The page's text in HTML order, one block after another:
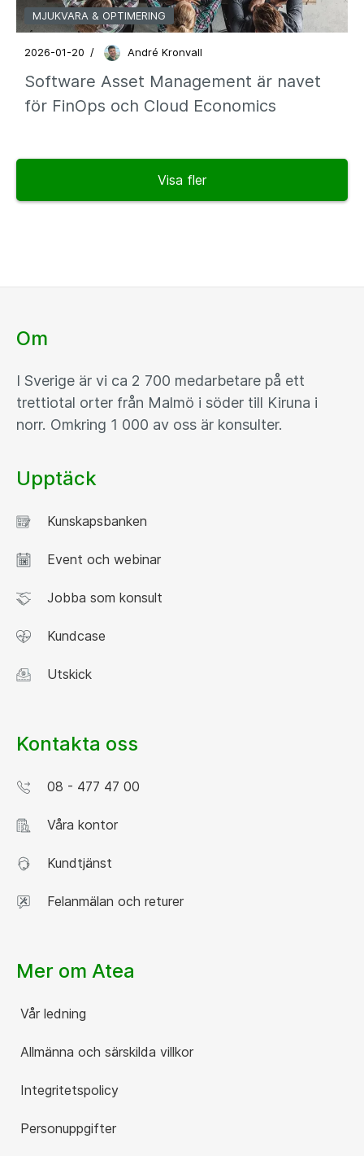
MJUKVARA & OPTIMERING
2026-01-20 / André Kronvall
Software Asset Management är navet
för FinOps och Cloud Economics
Visa fler
Om
I Sverige är vi ca 2 700 medarbetare på ett
trettiotal orter från Malmö i söder till Kiruna i
norr. Omkring 1 000 av oss är konsulter.
Upptäck
Kunskapsbanken
Event och webinar
Jobba som konsult
Kundcase
Utskick
Kontakta oss
08 - 477 47 00
Våra kontor
Kundtjänst
Felanmälan och returer
Mer om Atea
Vår ledning
Allmänna och särskilda villkor
Integritetspolicy
Personuppgifter